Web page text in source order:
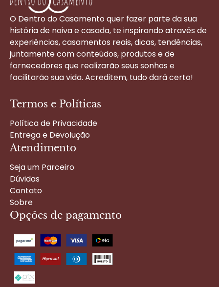
O Dentro do Casamento quer fazer parte da sua
história de noiva e casada, te inspirando através de
experiências, casamentos reais, dicas, tendências,
juntamente com conteúdos, produtos e de
fornecedores que realizarão seus sonhos e
facilitarão sua vida. Acreditem, tudo dará certo!
Termos e Políticas
Política de Privacidade
Entrega e Devolução
Atendimento
Seja um Parceiro
Dúvidas
Contato
Sobre
Opções de pagamento